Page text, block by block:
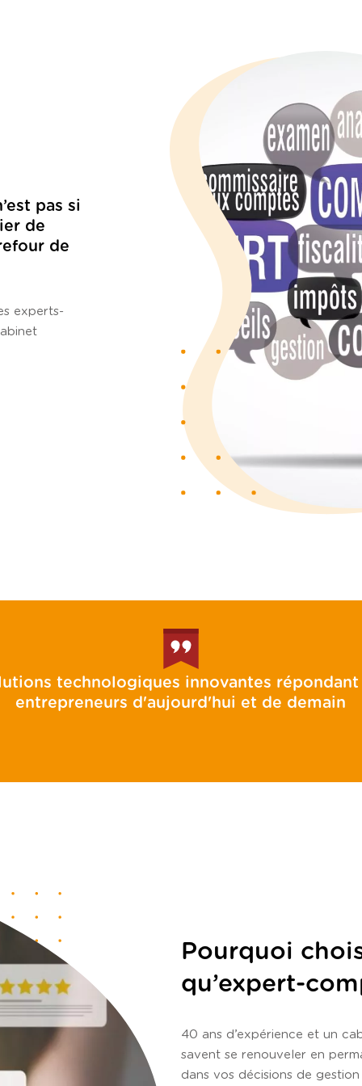
pas si
de
de
experts-
technologiques innovantes répondant
entrepreneurs d'aujourd'hui et de demain
Pourquoi
qu’expert-
40 ans d’expérience et un
savent se renouveler en
dans vos décisions de